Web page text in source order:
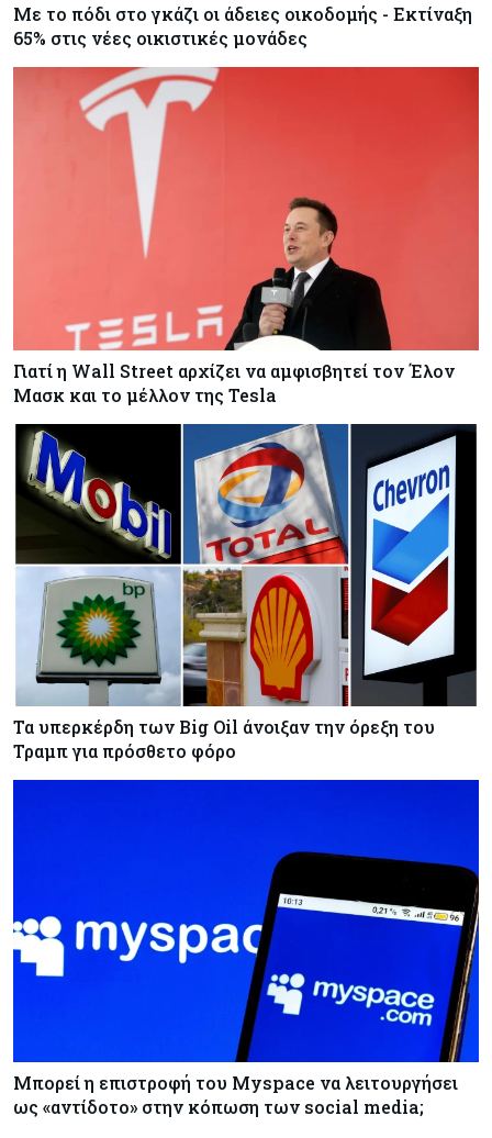
Με το πόδι στο γκάζι οι άδειες οικοδομής - Εκτίναξη
65% στις νέες οικιστικές μονάδες
Γιατί η Wall Street αρχίζει να αμφισβητεί τον Έλον
Μασκ και το μέλλον της Tesla
Τα υπερκέρδη των Big Oil άνοιξαν την όρεξη του
Τραμπ για πρόσθετο φόρο
Μπορεί η επιστροφή του Myspace να λειτουργήσει
ως «αντίδοτο» στην κόπωση των social media;